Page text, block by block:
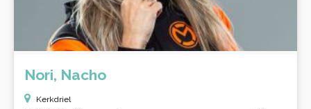
Nori, Nacho
Kerkdriel